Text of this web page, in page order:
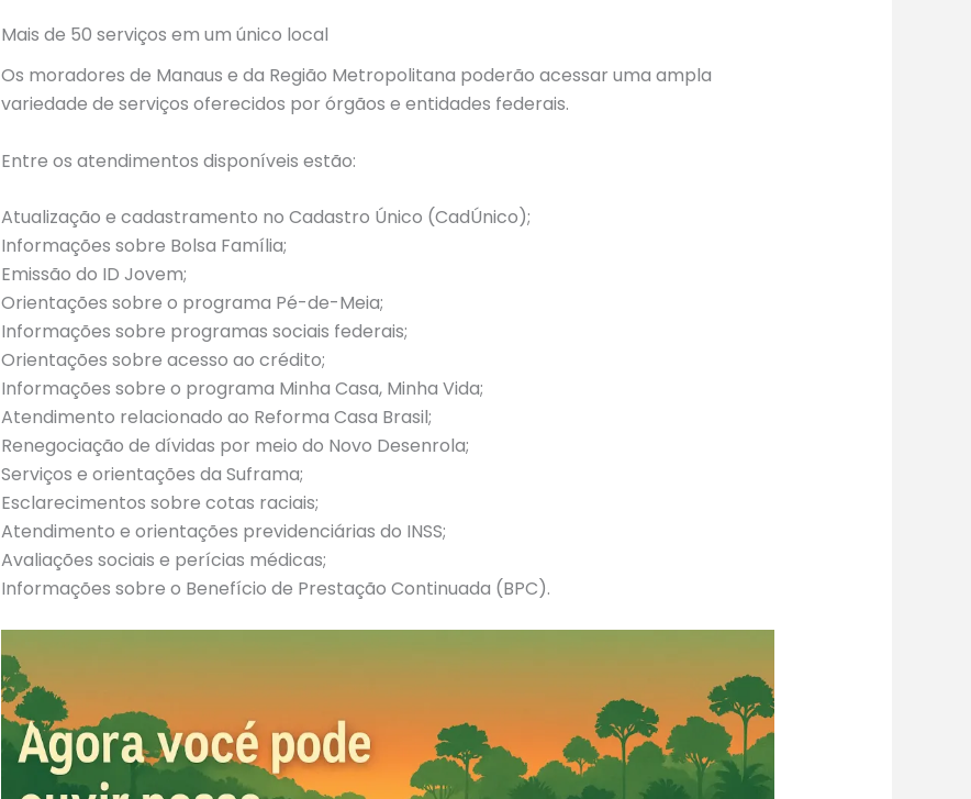
Mais de 50 serviços em um único local
Os moradores de Manaus e da Região Metropolitana poderão acessar uma ampla
variedade de serviços oferecidos por órgãos e entidades federais.
Entre os atendimentos disponíveis estão:
Atualização e cadastramento no Cadastro Único (CadÚnico);
Informações sobre Bolsa Família;
Emissão do ID Jovem;
Orientações sobre o programa Pé-de-Meia;
Informações sobre programas sociais federais;
Orientações sobre acesso ao crédito;
Informações sobre o programa Minha Casa, Minha Vida;
Atendimento relacionado ao Reforma Casa Brasil;
Renegociação de dívidas por meio do Novo Desenrola;
Serviços e orientações da Suframa;
Esclarecimentos sobre cotas raciais;
Atendimento e orientações previdenciárias do INSS;
Avaliações sociais e perícias médicas;
Informações sobre o Benefício de Prestação Continuada (BPC).